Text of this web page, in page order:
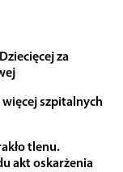
za
szpitalnych
tlenu.
akt oskarżenia